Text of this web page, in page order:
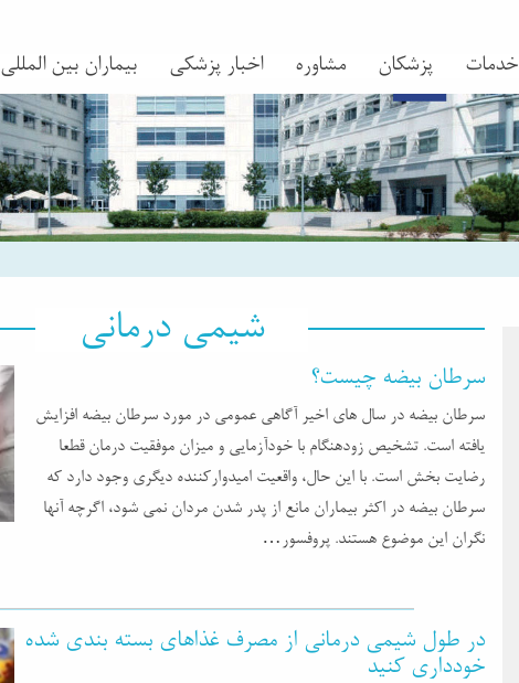
خدمات پزشکان مشاوره اخبار پزشکی بیماران بین المللی
شیمی درمانی
سرطان بیضه چیست؟
سرطان بیضه در سال های اخیر آگاهی عمومی در مورد سرطان بیضه افزایش
یافته است. تشخیص زودهنگام با خودآزمایی و میزان موفقیت درمان قطعا
رضایت بخش است. با این حال، واقعیت امیدوارکننده دیگری وجود دارد که
سرطان بیضه در اکثر بیماران مانع از پدر شدن مردان نمی شود، اگرچه آنها
نگران این موضوع هستند. پروفسور…
در طول شیمی درمانی از مصرف غذاهای بسته بندی شده
خودداری کنید